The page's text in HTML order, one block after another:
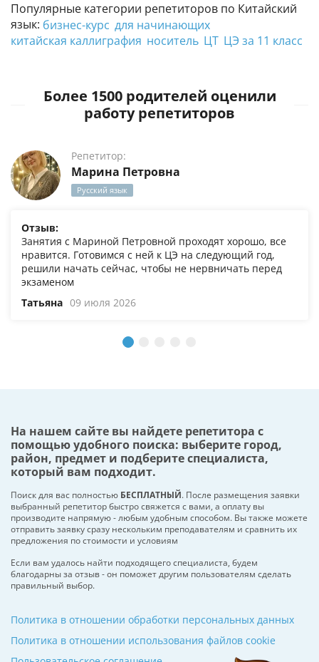
Популярные категории репетиторов по Китайский
язык: бизнес-курс для начинающих
китайская каллиграфия носитель ЦТ ЦЭ за 11 класс
Более 1500 родителей оценили
работу репетиторов
Репетитор:
Марина Петровна
Русский язык
Отзыв:
Занятия с Мариной Петровной проходят хорошо, все
нравится. Готовимся с ней к ЦЭ на следующий год,
решили начать сейчас, чтобы не нервничать перед
экзаменом
Татьяна 09 июля 2026
На нашем сайте вы найдете репетитора с
помощью удобного поиска: выберите город,
район, предмет и подберите специалиста,
который вам подходит.
Поиск для вас полностью БЕСПЛАТНЫЙ. После размещения заявки
выбранный репетитор быстро свяжется с вами, а оплату вы
производите напрямую - любым удобным способом. Вы также можете
отправить заявку сразу нескольким преподавателям и сравнить их
предложения по стоимости и условиям
Если вам удалось найти подходящего специалиста, будем
благодарны за отзыв - он поможет другим пользователям сделать
правильный выбор.
Политика в отношении обработки персональных данных
Политика в отношении использования файлов cookie